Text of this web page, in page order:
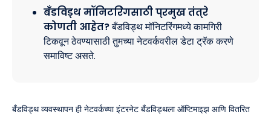
बँडविड्थ मॉनिटरिंगसाठी प्रमुख तंत्रे
कोणती आहेत?बँडविड्थ मॉनिटरिंगमध्ये कामगिरी
टिकवून ठेवण्यासाठी तुमच्या नेटवर्कवरील डेटा ट्रॅक करणे
समाविष्ट असते.
बँडविड्थ व्यवस्थापन ही नेटवर्कच्या इंटरनेट बँडविड्थला ऑप्टिमाइझ आणि वितरित